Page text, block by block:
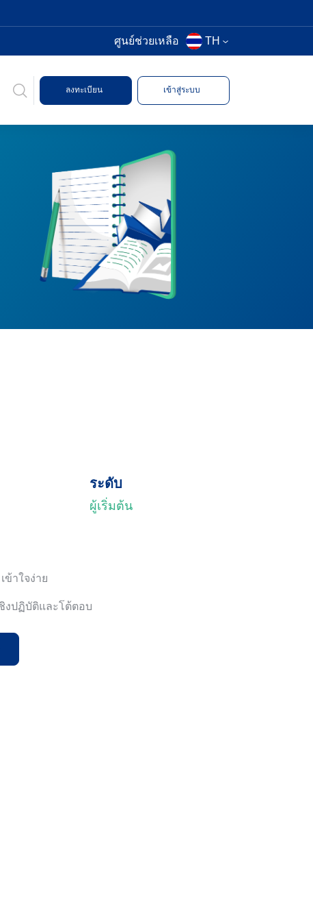
ศูนย์ช่วยเหลือ TH
ลงทะเบียน เข้าสู่ระบบ
ระดับ
ผู้เริ่มต้น
ข้าใจง่าย
งปฏิบัติและโต้ตอบ